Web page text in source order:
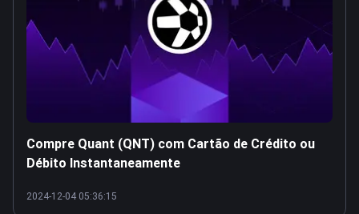
Compre Quant (QNT) com Cartão de Crédito ou
Débito Instantaneamente
2024-12-04 05:36:15